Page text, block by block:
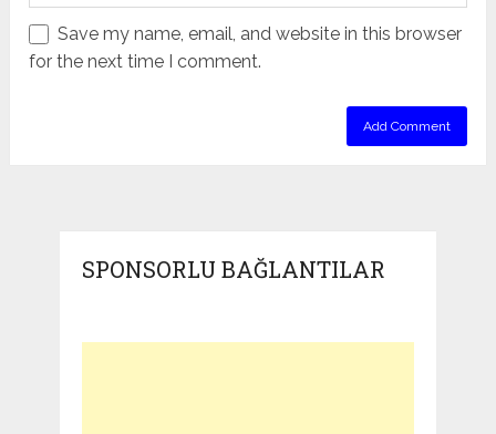
Save my name, email, and website in this browser
for the next time I comment.
SPONSORLU BAĞLANTILAR